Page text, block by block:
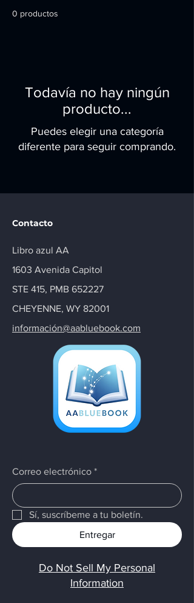
LIBRO GRANDE)
0 productos
Todavía no hay ningún
producto...
Puedes elegir una categoría
diferente para seguir comprando.
Contacto
Libro azul AA
1603 Avenida Capitol
STE 415, PMB 652227
CHEYENNE, WY 82001
información@aabluebook.com
Correo electrónico *
Sí, suscríbeme a tu boletín.
Entregar
Do Not Sell My Personal
Information